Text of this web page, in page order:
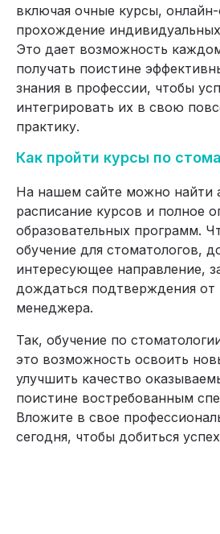
включая очные курсы,
прохождение
Это дает возможность
получать поистине
знания в профессии, чтобы
интегрировать их в свою
практику.
Как пройти курсы по
На нашем сайте можно найти
расписание курсов и полное
образовательных программ.
обучение для стоматологов,
интересующее направление,
дождаться подтверждения от
менеджера.
Так, обучение по
это возможность освоить
улучшить качество
поистине востребованным
Вложите в свое
сегодня, чтобы добиться